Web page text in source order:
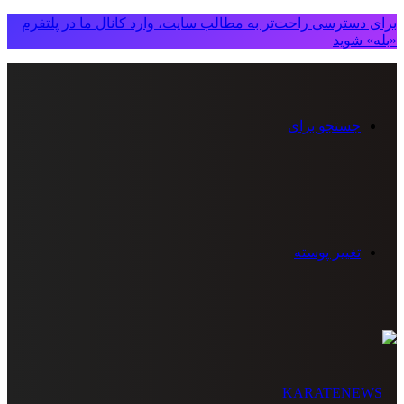
برای دسترسی راحت‌تر به مطالب سایت، وارد کانال ما در پلتفرم
«بله» شوید
جستجو برای
تغییر پوسته